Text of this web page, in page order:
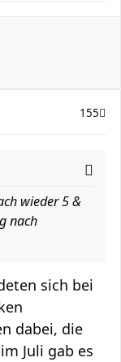
155
wieder 5 &
nach
sich bei
dabei, die
Juli gab es